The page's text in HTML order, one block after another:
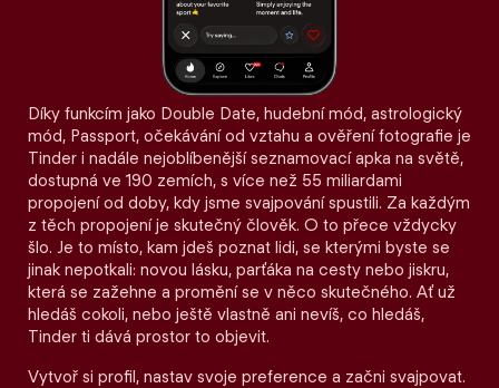
Díky funkcím jako Double Date, hudební mód, astrologický
mód, Passport, očekávání od vztahu a ověření fotografie je
Tinder i nadále nejoblíbenější seznamovací apka na světě,
dostupná ve 190 zemích, s více než 55 miliardami
propojení od doby, kdy jsme svajpování spustili. Za každým
z těch propojení je skutečný člověk. O to přece vždycky
šlo. Je to místo, kam jdeš poznat lidi, se kterými byste se
jinak nepotkali: novou lásku, parťáka na cesty nebo jiskru,
která se zažehne a promění se v něco skutečného. Ať už
hledáš cokoli, nebo ještě vlastně ani nevíš, co hledáš,
Tinder ti dává prostor to objevit.
Vytvoř si profil, nastav svoje preference a začni svajpovat.